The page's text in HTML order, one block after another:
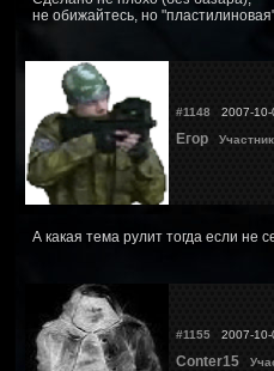
не обижайтесь, но
#1148 2007-10-
Егор Участник
А какая тема рулит тогда если не
#1155 2007-10-
Conter15